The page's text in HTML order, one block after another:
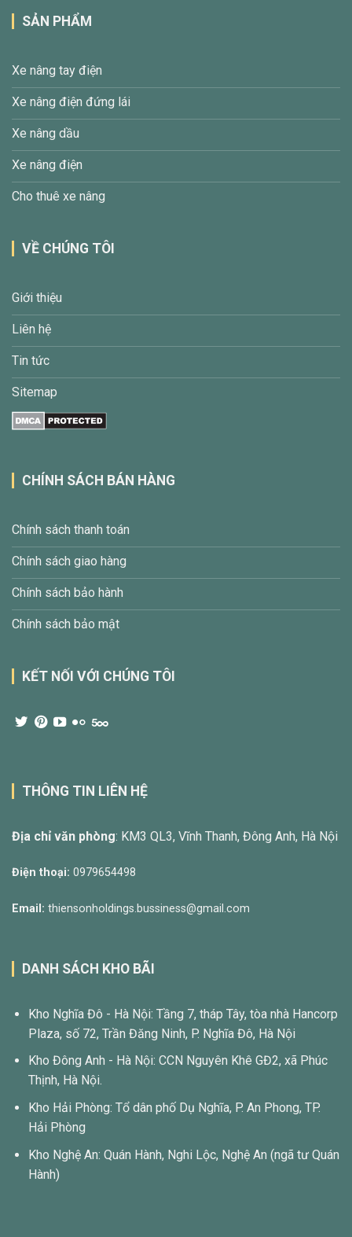
SẢN PHẨM
Xe nâng tay điện
Xe nâng điện đứng lái
Xe nâng dầu
Xe nâng điện
Cho thuê xe nâng
VỀ CHÚNG TÔI
Giới thiệu
Liên hệ
Tin tức
Sitemap
CHÍNH SÁCH BÁN HÀNG
Chính sách thanh toán
Chính sách giao hàng
Chính sách bảo hành
Chính sách bảo mật
KẾT NỐI VỚI CHÚNG TÔI
THÔNG TIN LIÊN HỆ
Địa chỉ văn phòng: KM3 QL3, Vĩnh Thanh, Đông Anh, Hà Nội
Điện thoại: 0979654498
Email: thiensonholdings.bussiness@gmail.com
DANH SÁCH KHO BÃI
Kho Nghĩa Đô - Hà Nội: Tầng 7, tháp Tây, tòa nhà Hancorp
Plaza, số 72, Trần Đăng Ninh, P. Nghĩa Đô, Hà Nội
Kho Đông Anh - Hà Nội: CCN Nguyên Khê GĐ2, xã Phúc
Thịnh, Hà Nội.
Kho Hải Phòng: Tổ dân phố Dụ Nghĩa, P. An Phong, TP.
Hải Phòng
Kho Nghệ An: Quán Hành, Nghi Lộc, Nghệ An (ngã tư Quán
Hành)